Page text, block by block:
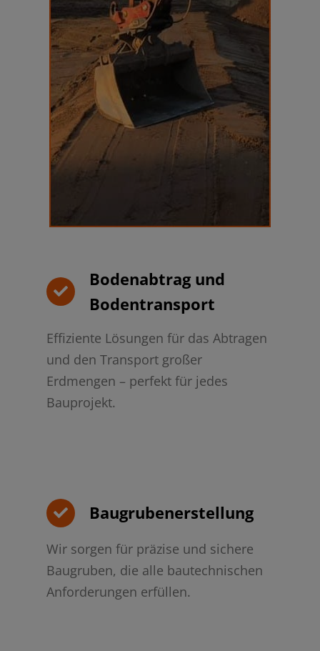
Bodenabtrag und
Bodentransport
Effiziente Lösungen für das Abtragen
und den Transport großer
Erdmengen – perfekt für jedes
Bauprojekt.
Baugrubenerstellung
Wir sorgen für präzise und sichere
Baugruben, die alle bautechnischen
Anforderungen erfüllen.